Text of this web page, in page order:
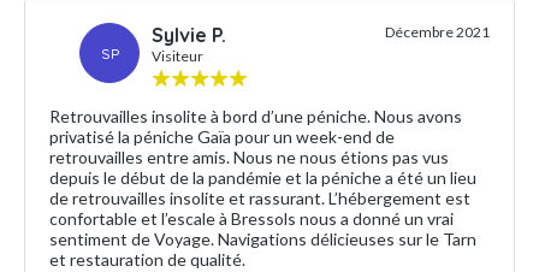
SP
Sylvie P.
Visiteur
Décembre 2021
Retrouvailles insolite à bord d’une péniche. Nous avons
privatisé la péniche Gaïa pour un week-end de
retrouvailles entre amis. Nous ne nous étions pas vus
depuis le début de la pandémie et la péniche a été un lieu
de retrouvailles insolite et rassurant. L’hébergement est
confortable et l’escale à Bressols nous a donné un vrai
sentiment de Voyage. Navigations délicieuses sur le Tarn
et restauration de qualité.